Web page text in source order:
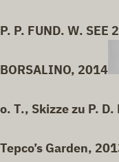
P. P. FUND. W.
BORSALINO, 2014
o. T., Skizze zu P.
Tepco’s Garden,